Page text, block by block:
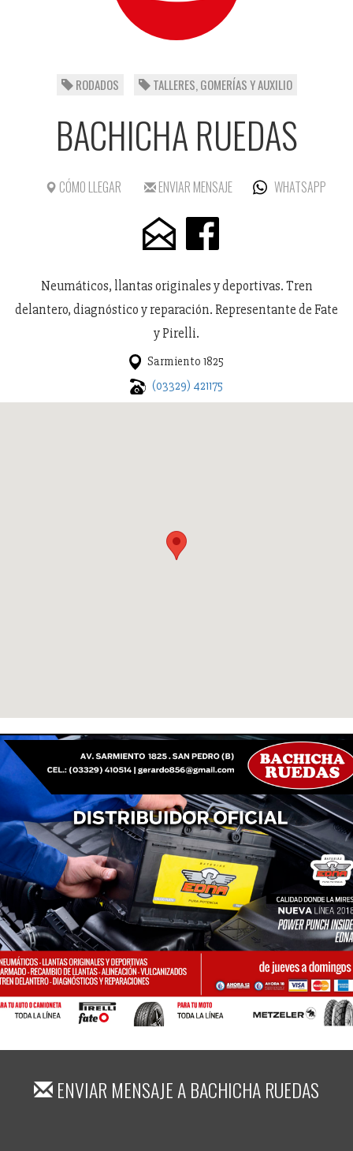
RODADOS TALLERES, GOMERÍAS Y AUXILIO
BACHICHA RUEDAS
CÓMO LLEGAR ENVIAR MENSAJE WHATSAPP
Neumáticos, llantas originales y deportivas. Tren
delantero, diagnóstico y reparación. Representante de Fate
y Pirelli.
Sarmiento 1825
(03329) 421175
ENVIAR MENSAJE ABACHICHA RUEDAS